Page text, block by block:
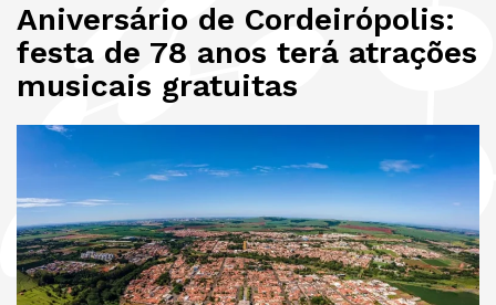
Aniversário de Cordeirópolis:
festa de 78 anos terá atrações
musicais gratuitas